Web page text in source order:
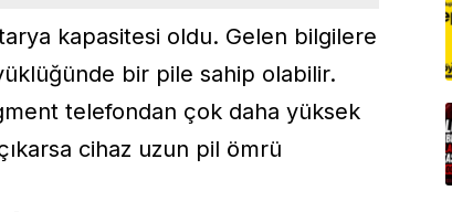
kapasitesi oldu. Gelen bilgilere
bir pile sahip olabilir.
telefondan çok daha yüksek
cihaz uzun pil ömrü